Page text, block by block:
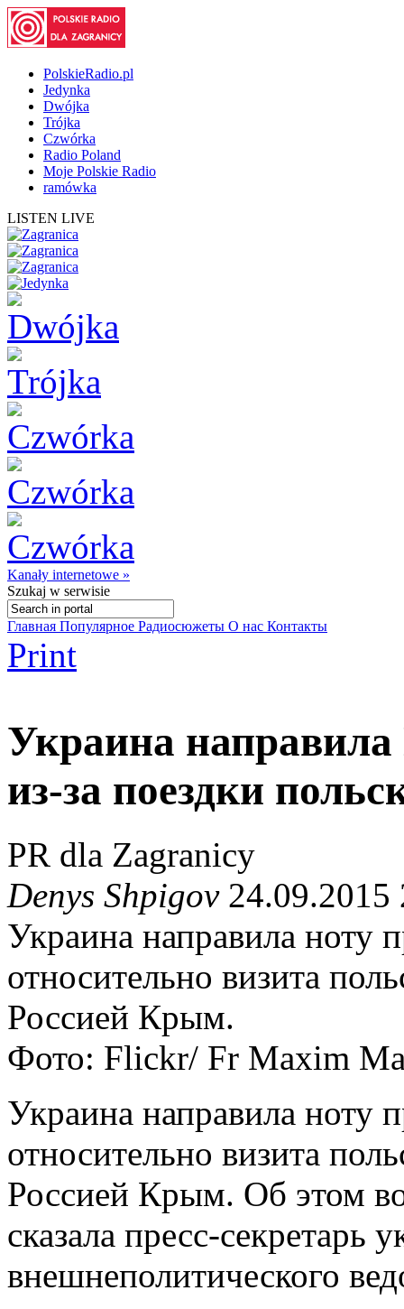
PolskieRadio.pl
Jedynka
Dwójka
Trójka
Czwórka
Radio Poland
Moje Polskie Radio
ramówka
LISTEN LIVE
Kanały internetowe »
Szukaj w serwisie
Главная Популярное Радиосюжеты О нас Контакты
Print
Украина
из-за поездки
PR dla Zagranicy
Denys Shpigov24.09.2015
Украина направила
относительно визита
Россией Крым.
Фото: Flickr/ Fr Maxim
Украина направила
относительно визита
Россией Крым. Об этом
сказала пресс-секретарь
внешнеполитического